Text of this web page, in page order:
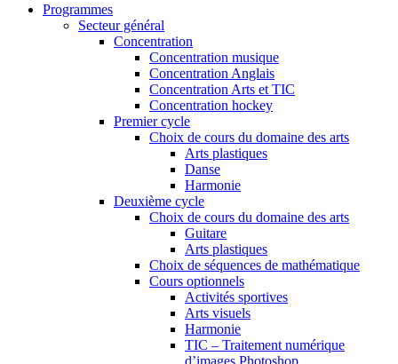
Programmes
Secteur général
Concentration
Concentration musique
Concentration Anglais
Concentration Arts et TIC
Concentration hockey
Premier cycle
Choix de cours du domaine des arts
Arts plastiques
Danse
Harmonie
Deuxième cycle
Choix de cours du domaine des arts
Guitare
Arts plastiques
Choix de séquences de mathématique
Cours optionnels
Activités sportives
Arts visuels
Harmonie
TIC – Traitement numérique
d’images Photoshop